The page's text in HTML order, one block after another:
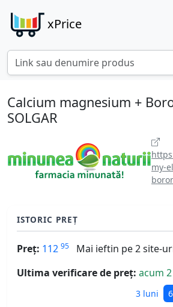
xPrice
Calcium magnesium +
SOLGAR
my-
ISTORIC PREȚ
Preț: 112 95
Mai ieftin pe 2 site-
Ultima verificare de preț: acum
3 luni